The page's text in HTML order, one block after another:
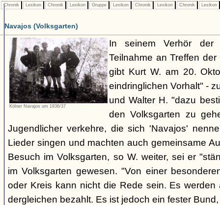
Chronik Lexikon Chronik Lexikon Gruppe Lexikon Chronik Lexikon Chronik Lexikon
Navajos (Volksgarten)
Kölner Navajos um 1936/37
In seinem Verhör der
Teilnahme an Treffen
gibt Kurt W. am 20.
eindringlichen Vorhalt" -
und Walter H. "dazu
den Volksgarten zu
Jugendlicher verkehre, die sich 'Navajos'
Lieder singen und machten auch gemeinsame
Besuch im Volksgarten, so W. weiter, sei er
im Volksgarten gewesen. "Von einer
oder Kreis kann nicht die Rede sein. Es
dergleichen bezahlt. Es ist jedoch ein fester